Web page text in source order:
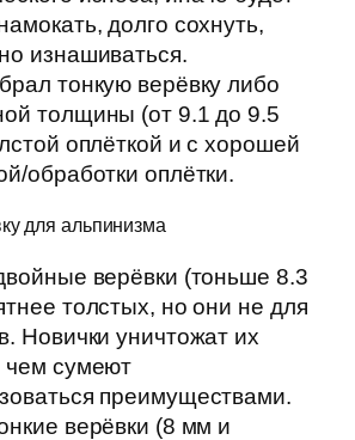
долго сохнуть,
изнашиваться.
тонкую верёвку либо
толщины (от 9.1 до 9.5
оплёткой и с хорошей
обработки оплётки.
для альпинизма
верёвки (тоньше 8.3
толстых, но они не для
Новички уничтожат их
чем сумеют
преимуществами.
верёвки (8 мм и